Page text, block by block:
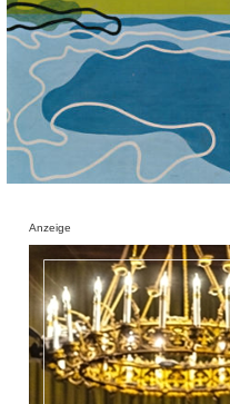
Anzeige